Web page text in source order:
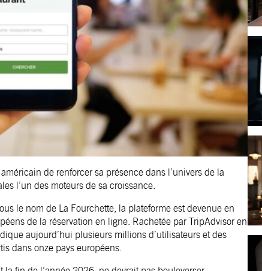
de renforcer sa présence dans l’univers de la
l’un des moteurs de sa croissance.
le nom de La Fourchette, la plateforme est devenue en
de la réservation en ligne. Rachetée par TripAdvisor en
aujourd’hui plusieurs millions d’utilisateurs et des
dans onze pays européens.